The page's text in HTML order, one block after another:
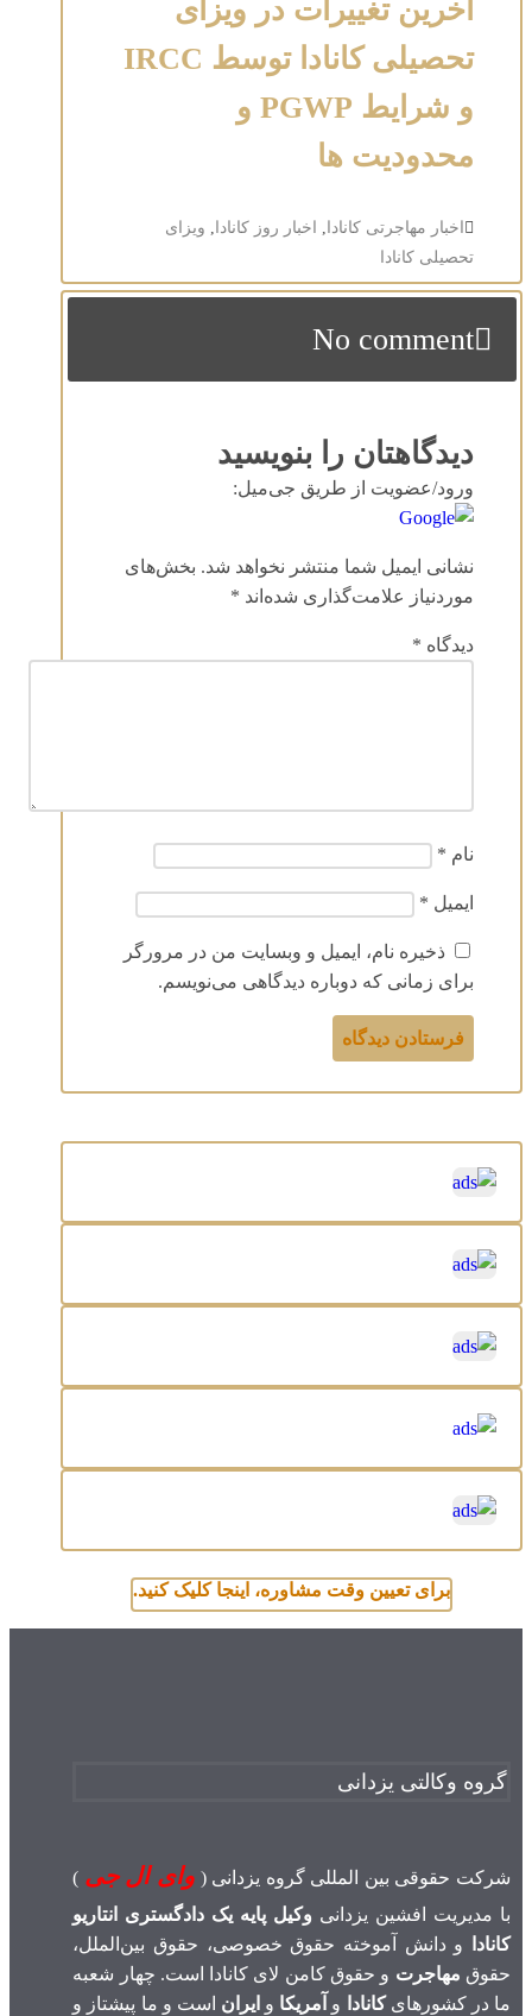
آخرین تغییرات در ویزای
تحصیلی کانادا توسط IRCC
و شرایط PGWP و
محدودیت ها
اخبار مهاجرتی کانادا اخبار روز کانادا
ویزای
تحصیلی کانادا
No comment
دیدگاهتان را بنویسید
ورود/عضویت از طریق جی‌میل:
نشانی ایمیل شما منتشر نخواهد شد. بخش‌های
موردنیاز علامت‌گذاری شده‌اند *
دیدگاه *
نام *
ایمیل *
ذخیره نام، ایمیل و وبسایت من در مرورگر
برای زمانی که دوباره دیدگاهی می‌نویسم.
برای تعیین وقت مشاوره، اینجا کلیک کنید.
گروه وکالتی یزدانی
شرکت حقوقی بین المللی گروه یزدانی ( وای ال جی )
با مدیریت افشین یزدانی وکیل پایه یک دادگستری انتاریو
کانادا
و دانش آموخته حقوق خصوصی، حقوق بین‌الملل،
حقوق مهاجرت و حقوق کامن لای کانادا است. چهار شعبه
ما در کشورهایکانادا و آمریکا و ایران است و ما پیشتاز و